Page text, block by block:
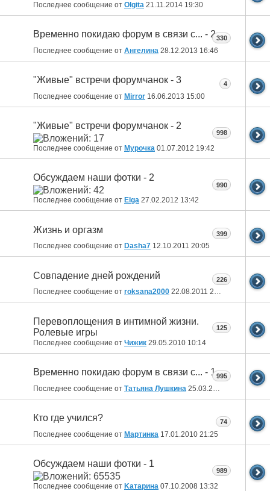
Последнее сообщение от Olgita 21.11.2014 19:30
Временно покидаю форум в связи с... - 2
Последнее сообщение от Ангелина 28.12.2013 16:46
330
"Живые" встречи форумчанок - 3
Последнее сообщение от Mirror 16.06.2013 15:00
4
"Живые" встречи форумчанок - 2
Последнее сообщение от Мурочка 01.07.2012 19:42
998
Обсуждаем наши фотки - 2
Последнее сообщение от Elga 27.02.2012 13:42
990
Жизнь и оргазм
Последнее сообщение от Dasha7 12.10.2011 20:05
399
Совпадение дней рождений
Последнее сообщение от roksana2000 22.08.2011 23:43
226
Перевоплощения в интимной жизни.
Ролевые игры
Последнее сообщение от Чижик 29.05.2010 10:14
125
Временно покидаю форум в связи с... - 1
Последнее сообщение от Татьяна Лушкина 25.03.2010
995
Кто где учился?
Последнее сообщение от Мартинка 17.01.2010 21:25
74
Обсуждаем наши фотки - 1
Последнее сообщение от Kатарина 07.10.2008 13:32
989